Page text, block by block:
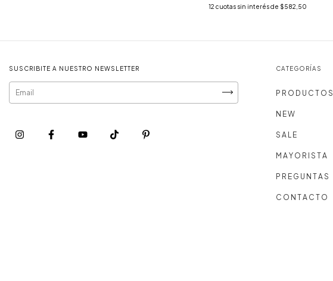
12 cuotas sin interés de $582,50
SUSCRIBITE A NUESTRO NEWSLETTER CATEGORÍAS
P R O D U C T O S
N E W
S A L E
M A Y O R I S T A
P R E G U N T A S
C O N T A C T O